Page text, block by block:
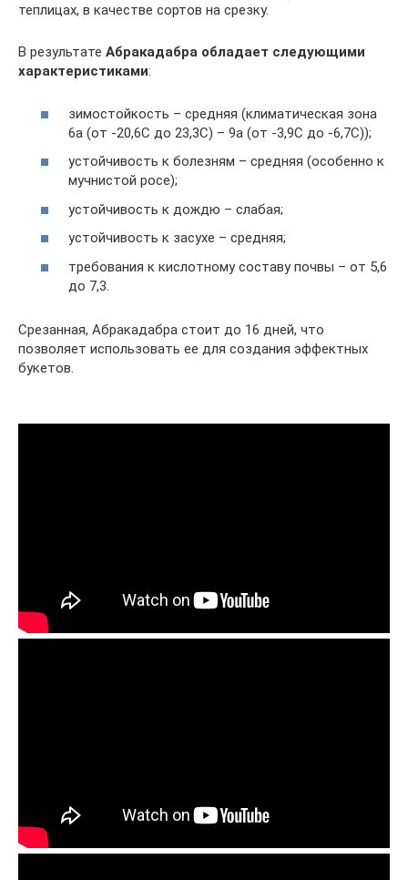
теплицах, в качестве сортов на срезку.
В результате Абракадабра обладает следующими
характеристиками:
зимостойкость – средняя (климатическая зона
6a (от -20,6С до 23,3С) – 9a (от -3,9С до -6,7С));
устойчивость к болезням – средняя (особенно к
мучнистой росе);
устойчивость к дождю – слабая;
устойчивость к засухе – средняя;
требования к кислотному составу почвы – от 5,6
до 7,3.
Срезанная, Абракадабра стоит до 16 дней, что
позволяет использовать ее для создания эффектных
букетов.